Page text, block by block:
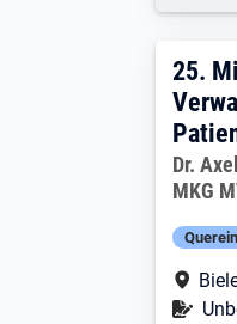
25.
25.
Dr.
MKG